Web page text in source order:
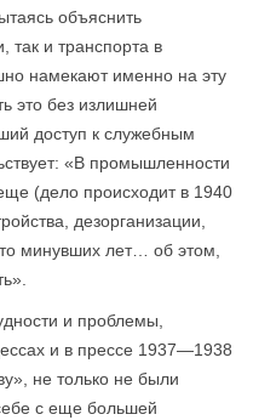
объяснить
так и транспорта в
намекают именно на эту
это без излишней
доступ к служебным
«В промышленности
(дело происходит в 1940
дезорганизации,
минувших лет… об этом,
и проблемы,
и в прессе 1937—1938
не только не были
с еще большей